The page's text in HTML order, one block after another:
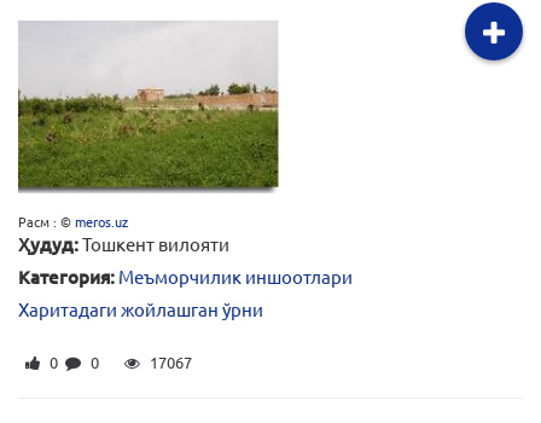
Расм : ©meros.uz
Ҳудуд:Тошкент вилояти
Категория: Меъморчилик иншоотлари
Харитадаги жойлашган ўрни
0 0 17067